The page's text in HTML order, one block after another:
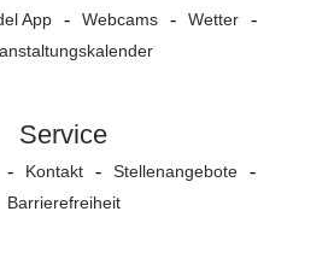
App Webcams
Wetter
Service
Kontakt
Stellenangebote
Barrierefreiheit